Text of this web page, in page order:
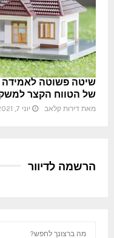
שיטה פשוטה לאמידה
של הטווח הקצר
מאת דירות קלאב יוני 7, 2021
הרשמה לדיוור